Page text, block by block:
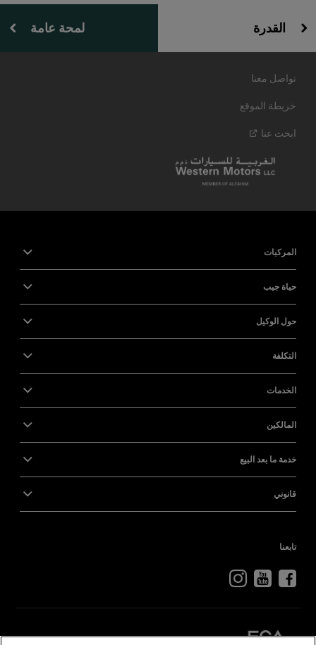
القدرة لمحة عامة
تواصل معنا
خريطة الموقع
ابحث عنا
المركبات
حياة جيب
حول الوكيل
التكلفة
الخدمات
المالكين
خدمة ما بعد البيع
قانوني
تابعنا